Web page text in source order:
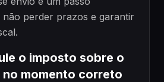
não perder prazos e garantir
o imposto sobre o
momento correto